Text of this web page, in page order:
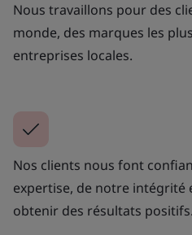
Nous travaillons pour des
monde, des marques les
entreprises locales.
Nos clients nous font
expertise, de notre intégrité
obtenir des résultats positifs.